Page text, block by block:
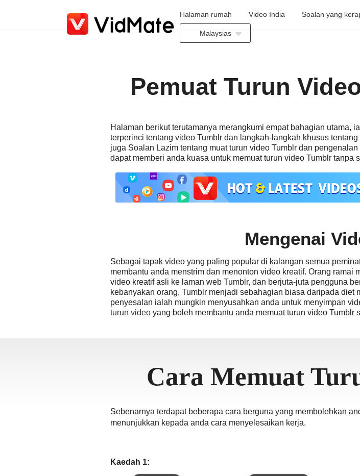
Halaman rumah Video India Soalan yang
Malaysias
English
Italiano
Português
Русский
Türkçe
日本語
العربية
اُردُو
తెలుగు
हिंदी
Malaysia
Pemuat Turun
Halaman berikut terutamanya merangkumi empat bahagian utama,
terperinci tentang video Tumblr dan langkah-langkah khusus
juga Soalan Lazim tentang muat turun video Tumblr dan
dapat memberi anda kuasa untuk memuat turun video Tumblr tanpa
Mengenai
Sebagai tapak video yang paling popular di kalangan semua
membantu anda menstrim dan menonton video kreatif. Orang
video kreatif asli ke laman web Tumblr, dan berjuta-juta pengguna
kebanyakan orang, Tumblr menjadi sebahagian biasa daripada diet
penyesalan ialah mungkin menyusahkan anda untuk menyimpan
turun videoyang boleh membantu anda memuat turun video Tumblr
Cara Memuat
Sebenarnya terdapat beberapa cara berguna yang membolehkan
menunjukkan kepada anda cara menyelesaikan kerja.
Kaedah 1: